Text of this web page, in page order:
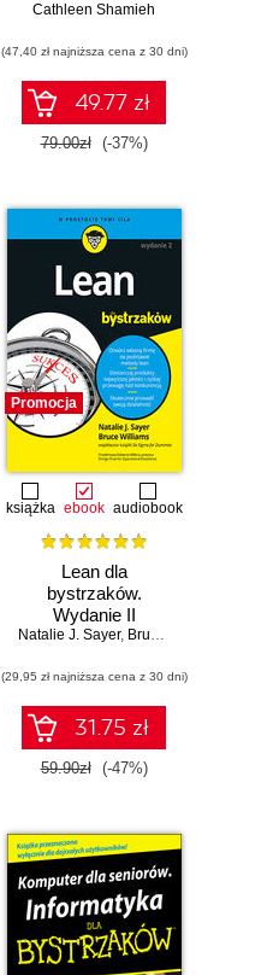
Cathleen Shamieh
(47,40 zł najniższa cena z 30 dni)
49.77 zł
79.00zł (-37%)
Promocja
książka ebook audiobook
Lean dla
bystrzaków.
Wydanie II
Natalie J. Sayer, Bruce Williams
(29,95 zł najniższa cena z 30 dni)
31.75 zł
59.90zł (-47%)